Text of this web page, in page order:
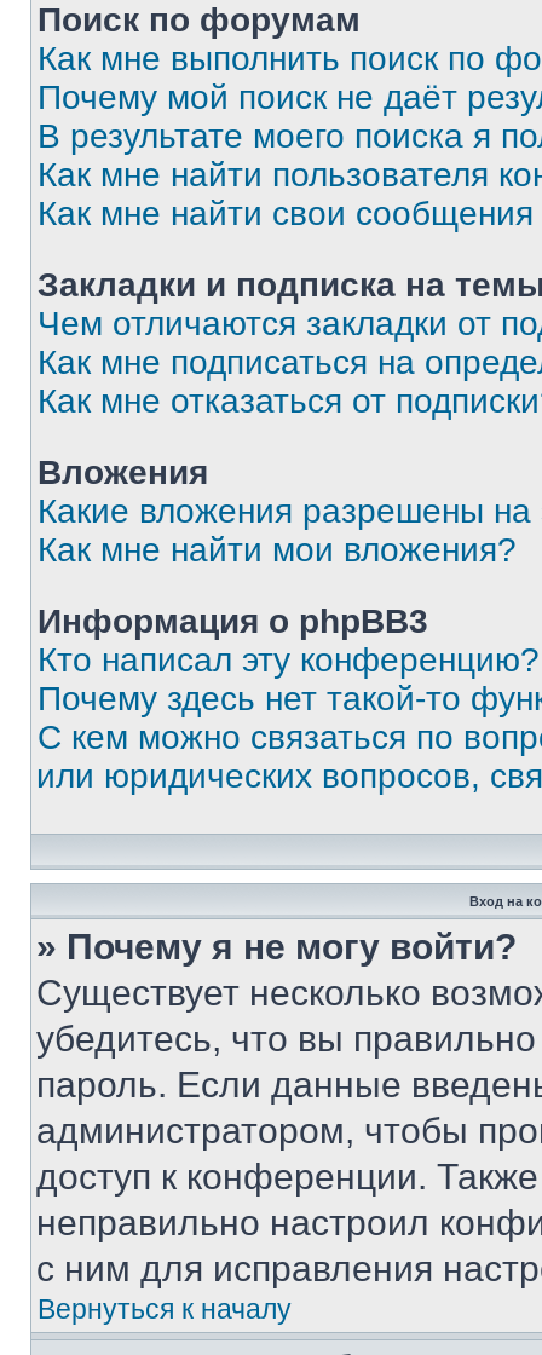
Поиск по форумам
Как мне выполнить поиск по
Почему мой поиск не даёт
В результате моего поиска я
Как мне найти пользователя
Как мне найти свои
Закладки и подписка на
Чем отличаются закладки от
Как мне подписаться на
Как мне отказаться от
Вложения
Какие вложения разрешены
Как мне найти мои вложения?
Информация о phpBB3
Кто написал эту конференцию?
Почему здесь нет такой-то
С кем можно связаться по
или юридических вопросов,
Вход на
» Почему я не могу войти?
Существует несколько
убедитесь, что вы
пароль. Если данные
администратором, чтобы
доступ к конференции.
неправильно настроил
с ним для исправления
Вернуться к началу